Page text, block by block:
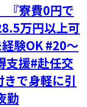
『寮費0円で
万円以上可
験OK #20～
支援#赴任交
で身軽に引
勤